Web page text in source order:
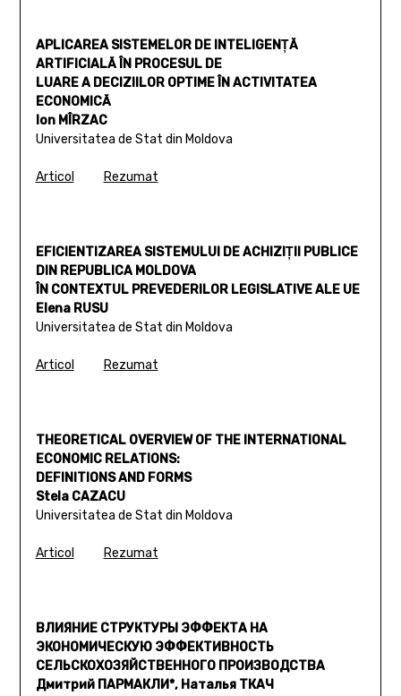
APLICAREA SISTEMELOR DE INTELIGENŢĂ
ARTIFICIALĂ ÎN PROCESUL DE
LUARE A DECIZIILOR OPTIME ÎN ACTIVITATEA
ECONOMICĂ
Ion MÎRZAC
Universitatea de Stat din Moldova
Articol Rezumat
EFICIENTIZAREA SISTEMULUI DE ACHIZIŢII PUBLICE
DIN REPUBLICA MOLDOVA
ÎN CONTEXTUL PREVEDERILOR LEGISLATIVE ALE UE
Elena RUSU
Universitatea de Stat din Moldova
Articol Rezumat
THEORETICAL OVERVIEW OF THE INTERNATIONAL
ECONOMIC RELATIONS:
DEFINITIONS AND FORMS
Stela CAZACU
Universitatea de Stat din Moldova
Articol Rezumat
ВЛИЯНИЕ СТРУКТУРЫ ЭФФЕКТА НА
ЭКОНОМИЧЕСКУЮ ЭФФЕКТИВНОСТЬ
СЕЛЬСКОХОЗЯЙСТВЕННОГО ПРОИЗВОДСТВА
Дмитрий ПАРМАКЛИ*, Наталья ТКАЧ